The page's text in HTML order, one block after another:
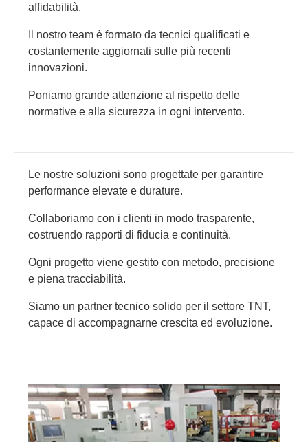
affidabilità.
Il nostro team è formato da tecnici qualificati e
costantemente aggiornati sulle più recenti
innovazioni.
Poniamo grande attenzione al rispetto delle
normative e alla sicurezza in ogni intervento.
Le nostre soluzioni sono progettate per garantire
performance elevate e durature.
Collaboriamo con i clienti in modo trasparente,
costruendo rapporti di fiducia e continuità.
Ogni progetto viene gestito con metodo, precisione
e piena tracciabilità.
Siamo un partner tecnico solido per il settore TNT,
capace di accompagnarne crescita ed evoluzione.